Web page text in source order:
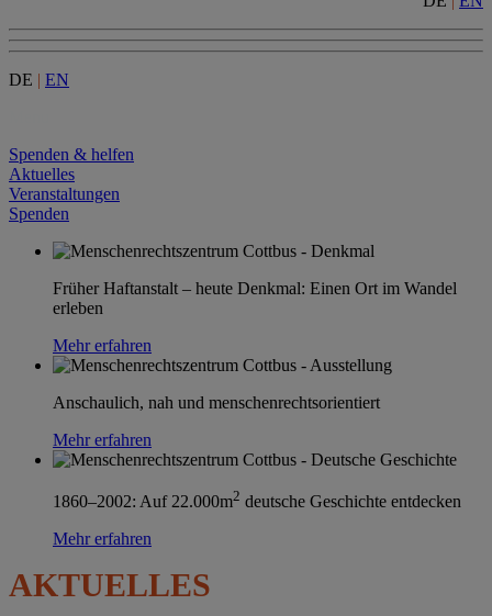
DE | EN
Spenden & helfen
Aktuelles
Veranstaltungen
Spenden
Früher Haftanstalt – heute Denkmal: Einen Ort im Wandel
erleben
Mehr erfahren
Anschaulich, nah und menschenrechtsorientiert
Mehr erfahren
1860–2002: Auf 22.000m2 deutsche Geschichte entdecken
Mehr erfahren
AKTUELLES